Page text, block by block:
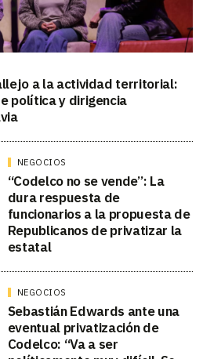
a la actividad territorial:
política y dirigencia
NEGOCIOS
“Codelco no se vende”: La
dura respuesta de
funcionarios a la propuesta de
Republicanos de privatizar la
estatal
NEGOCIOS
Sebastián Edwards ante una
eventual privatización de
Codelco: “Va a ser